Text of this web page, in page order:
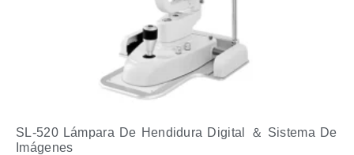
SL-520 Lámpara De Hendidura Digital ＆ Sistema De
Imágenes